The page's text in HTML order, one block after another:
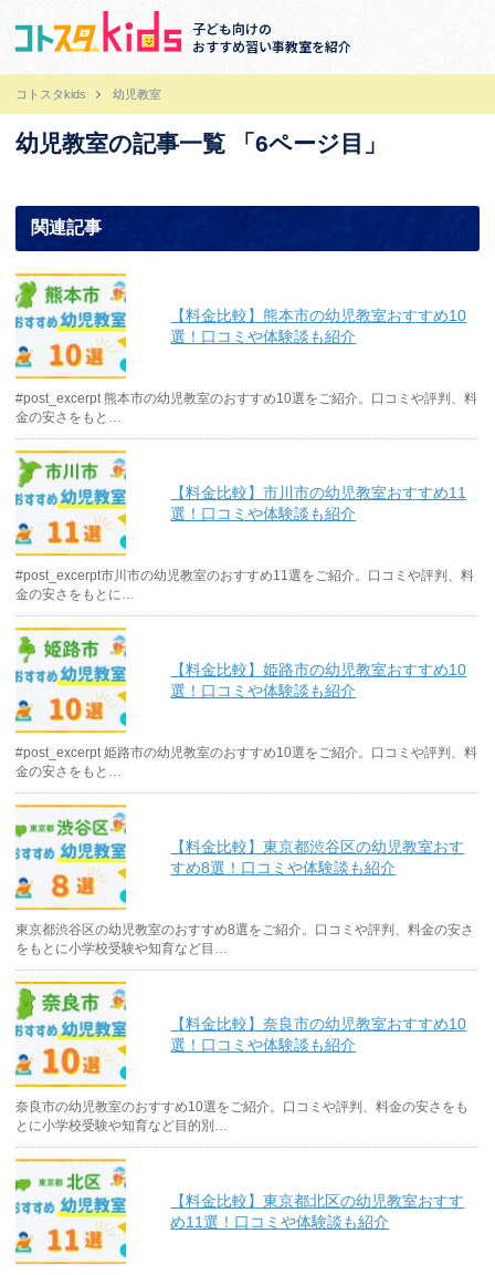
子ども向けの
おすすめ習い事教室を紹介
コトスタkids 幼児教室
幼児教室の記事一覧 「6ページ目」
関連記事
【料金比較】熊本市の幼児教室おすすめ10
選！口コミや体験談も紹介
#post_excerpt 熊本市の幼児教室のおすすめ10選をご紹介。口コミや評判、料
金の安さをもと…
【料金比較】市川市の幼児教室おすすめ11
選！口コミや体験談も紹介
#post_excerpt市川市の幼児教室のおすすめ11選をご紹介。口コミや評判、料
金の安さをもとに…
【料金比較】姫路市の幼児教室おすすめ10
選！口コミや体験談も紹介
#post_excerpt 姫路市の幼児教室のおすすめ10選をご紹介。口コミや評判、料
金の安さをもと…
【料金比較】東京都渋谷区の幼児教室おす
すめ8選！口コミや体験談も紹介
東京都渋谷区の幼児教室のおすすめ8選をご紹介。口コミや評判、料金の安さ
をもとに小学校受験や知育など目…
【料金比較】奈良市の幼児教室おすすめ10
選！口コミや体験談も紹介
奈良市の幼児教室のおすすめ10選をご紹介。口コミや評判、料金の安さをも
とに小学校受験や知育など目的別…
【料金比較】東京都北区の幼児教室おすす
め11選！口コミや体験談も紹介